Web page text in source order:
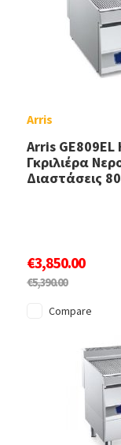
Arris
Arris GE809EL
Γκριλιέρα
Διαστάσεις
€3,850.00
€5,390.00
Compare